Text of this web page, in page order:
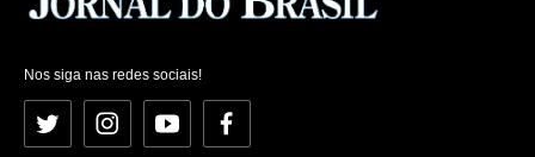
Nos siga nas redes sociais!
Twitter InstagramYouTubeFacebook